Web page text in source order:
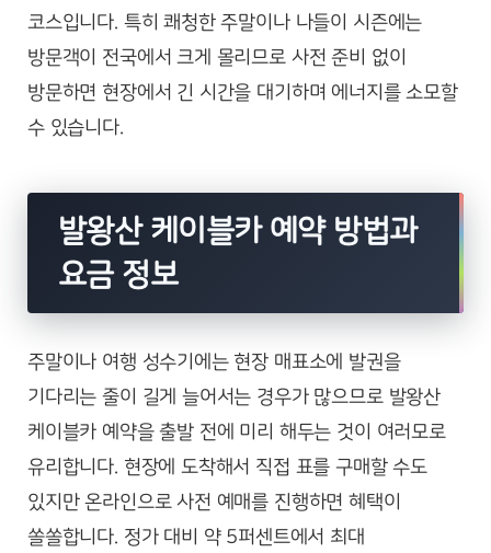
코스입니다. 특히 쾌청한 주말이나 나들이 시즌에는
방문객이 전국에서 크게 몰리므로 사전 준비 없이
방문하면 현장에서 긴 시간을 대기하며 에너지를 소모할
수 있습니다.
발왕산 케이블카 예약 방법과
요금 정보
주말이나 여행 성수기에는 현장 매표소에 발권을
기다리는 줄이 길게 늘어서는 경우가 많으므로 발왕산
케이블카 예약을 출발 전에 미리 해두는 것이 여러모로
유리합니다. 현장에 도착해서 직접 표를 구매할 수도
있지만 온라인으로 사전 예매를 진행하면 혜택이
쏠쏠합니다. 정가 대비 약 5퍼센트에서 최대